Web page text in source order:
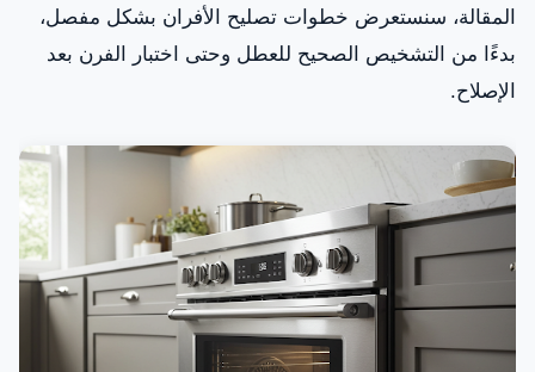
المقالة، سنستعرض خطوات تصليح الأفران بشكل مفصل،
بدءًا من التشخيص الصحيح للعطل وحتى اختبار الفرن بعد
الإصلاح.